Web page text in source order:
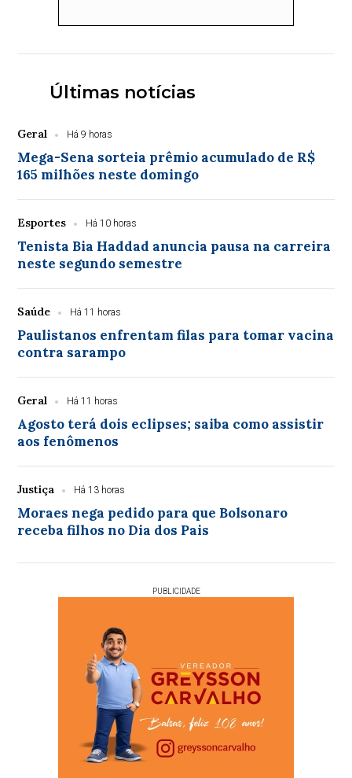
Últimas notícias
Geral Há 9 horas
Mega-Sena sorteia prêmio acumulado de R$
165 milhões neste domingo
Esportes Há 10 horas
Tenista Bia Haddad anuncia pausa na carreira
neste segundo semestre
Saúde Há 11 horas
Paulistanos enfrentam filas para tomar vacina
contra sarampo
Geral Há 11 horas
Agosto terá dois eclipses; saiba como assistir
aos fenômenos
Justiça Há 13 horas
Moraes nega pedido para que Bolsonaro
receba filhos no Dia dos Pais
PUBLICIDADE